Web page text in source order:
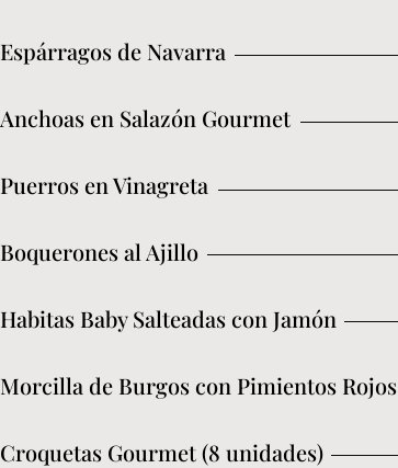
Espárragos de Navarra
Anchoas en Salazón Gourmet
Puerros en Vinagreta
Boquerones al Ajillo
Habitas Baby Salteadas con Jamón
Morcilla de Burgos con Pimientos Rojos
Croquetas Gourmet (8 unidades)